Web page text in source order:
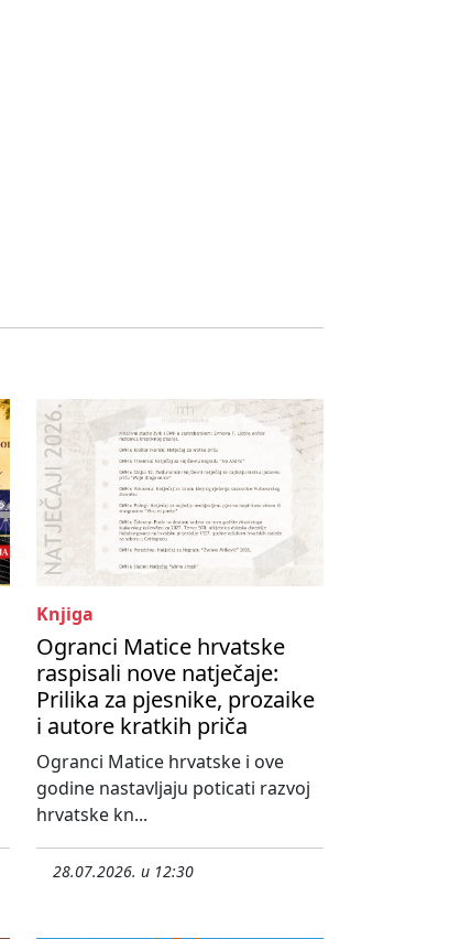
Knjiga
Ogranci Matice hrvatske
raspisali nove natječaje:
Prilika za pjesnike, prozaike
i autore kratkih priča
Ogranci Matice hrvatske i ove
godine nastavljaju poticati razvoj
hrvatske kn...
28.07.2026. u 12:30